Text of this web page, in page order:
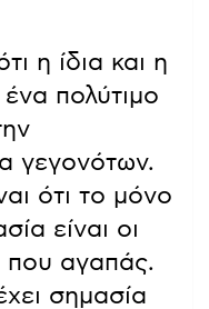
η ίδια και η
πολύτιμο
γεγονότων.
ότι το μόνο
είναι οι
που αγαπάς.
σημασία